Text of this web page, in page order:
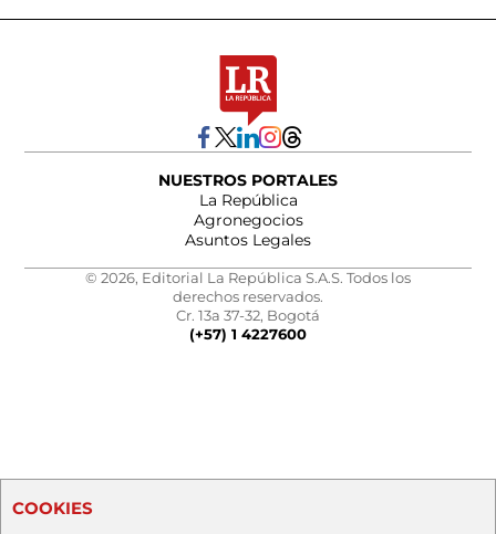
NUESTROS PORTALES
La República
Agronegocios
Asuntos Legales
© 2026, Editorial La República S.A.S. Todos los
derechos reservados.
Cr. 13a 37-32, Bogotá
(+57) 1 4227600
COOKIES